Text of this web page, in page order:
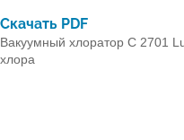
Скачать PDF
Вакуумный хлоратор C 2701
хлора